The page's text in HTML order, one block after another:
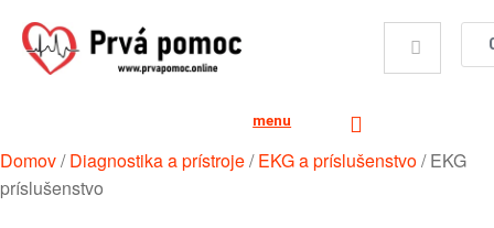
menu
Domov/Diagnostika a prístroje/EKG a príslušenstvo/EKG
príslušenstvo